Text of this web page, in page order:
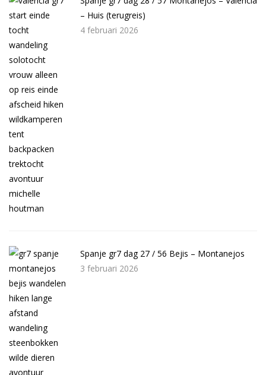
– Huis (terugreis)
4 februari 2026
Spanje gr7 dag 27 / 56 Bejis – Montanejos
3 februari 2026